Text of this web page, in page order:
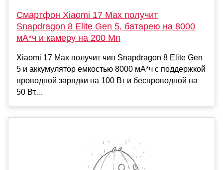
Смартфон Xiaomi 17 Max получит
Snapdragon 8 Elite Gen 5, батарею на 8000
мА*ч и камеру на 200 Мп
Xiaomi 17 Max получит чип Snapdragon 8 Elite Gen
5 и аккумулятор емкостью 8000 мА*ч с поддержкой
проводной зарядки на 100 Вт и беспроводной на
50 Вт....